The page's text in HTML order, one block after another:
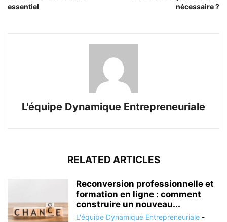
essentiel
nécessaire ?
L'équipe Dynamique Entrepreneuriale
RELATED ARTICLES
Reconversion professionnelle et
formation en ligne : comment
construire un nouveau...
L'équipe Dynamique Entrepreneuriale -